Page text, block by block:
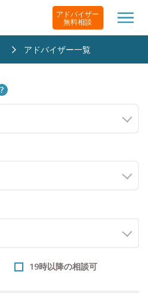
アドバイザー
無料相談
アドバイザー一覧
19時以降の相談可